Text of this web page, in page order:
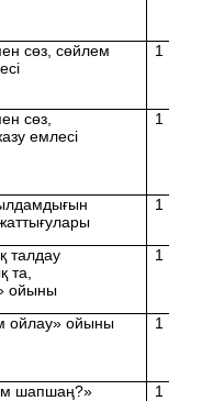
сөз, сөйлем
1
сөз,
емлесі
1
1
талдау
та,
ойыны
1
ойлау» ойыны 1
шапшаң?»
1